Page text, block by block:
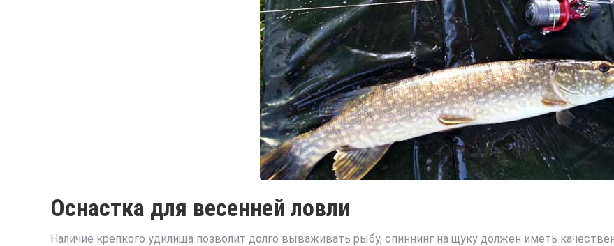
Оснастка для весенней ловли
Наличие крепкого удилища позволит долго вываживать рыбу, спиннинг на щуку должен иметь